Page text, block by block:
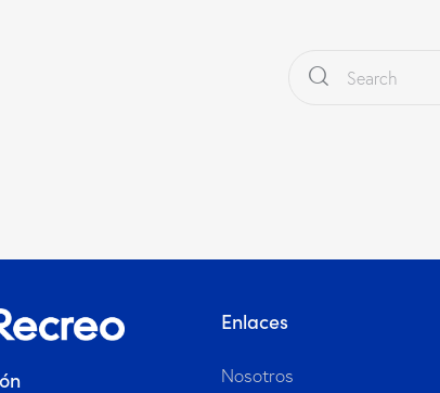
Enlaces
Nosotros